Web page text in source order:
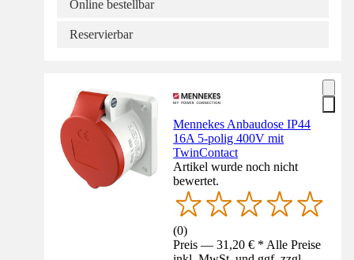
Online bestellbar
Reservierbar
Mennekes Anbaudose IP44
16A 5-polig 400V mit
TwinContact
Artikel wurde noch nicht
bewertet.
(0)
Preis — 31,20 € * Alle Preise